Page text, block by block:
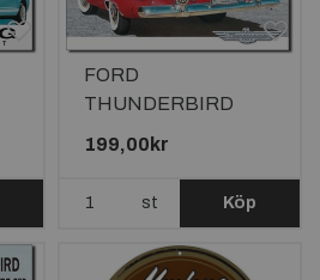
FORD
THUNDERBIRD
PLÅTSKYLT
40,5x31,5cm
199,00kr
st Köp